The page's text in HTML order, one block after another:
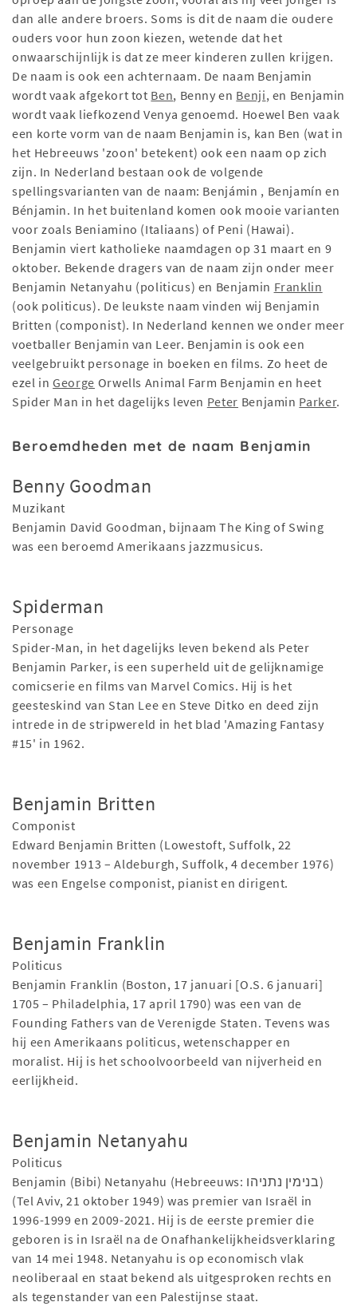
dan alle andere broers. Soms is dit de naam die oudere
ouders voor hun zoon kiezen, wetende dat het
onwaarschijnlijk is dat ze meer kinderen zullen krijgen.
De naam is ook een achternaam. De naam Benjamin
wordt vaak afgekort tot Ben, Benny en Benji, en Benjamin
wordt vaak liefkozend Venya genoemd. Hoewel Ben vaak
een korte vorm van de naam Benjamin is, kan Ben (wat in
het Hebreeuws 'zoon' betekent) ook een naam op zich
zijn. In Nederland bestaan ook de volgende
spellingsvarianten van de naam: Benjámin , Benjamín en
Bénjamin. In het buitenland komen ook mooie varianten
voor zoals Beniamino (Italiaans) of Peni (Hawai).
Benjamin viert katholieke naamdagen op 31 maart en 9
oktober. Bekende dragers van de naam zijn onder meer
Benjamin Netanyahu (politicus) en Benjamin Franklin
(ook politicus). De leukste naam vinden wij Benjamin
Britten (componist). In Nederland kennen we onder meer
voetballer Benjamin van Leer. Benjamin is ook een
veelgebruikt personage in boeken en films. Zo heet de
ezel inGeorge Orwells Animal Farm Benjamin en heet
Spider Man in het dagelijks leven Peter Benjamin Parker.
Beroemdheden met de naam Benjamin
Benny Goodman
Muzikant
Benjamin David Goodman, bijnaam The King of Swing
was een beroemd Amerikaans jazzmusicus.
Spiderman
Personage
Spider-Man, in het dagelijks leven bekend als Peter
Benjamin Parker, is een superheld uit de gelijknamige
comicserie en films van Marvel Comics. Hij is het
geesteskind van Stan Lee en Steve Ditko en deed zijn
intrede in de stripwereld in het blad 'Amazing Fantasy
#15' in 1962.
Benjamin Britten
Componist
Edward Benjamin Britten (Lowestoft, Suffolk, 22
november 1913 – Aldeburgh, Suffolk, 4 december 1976)
was een Engelse componist, pianist en dirigent.
Benjamin Franklin
Politicus
Benjamin Franklin (Boston, 17 januari [O.S. 6 januari]
1705 – Philadelphia, 17 april 1790) was een van de
Founding Fathers van de Verenigde Staten. Tevens was
hij een Amerikaans politicus, wetenschapper en
moralist. Hij is het schoolvoorbeeld van nijverheid en
eerlijkheid.
Benjamin Netanyahu
Politicus
Benjamin (Bibi) Netanyahu (Hebreeuws: בנימין נתניהו)
(Tel Aviv, 21 oktober 1949) was premier van Israël in
1996-1999 en 2009-2021. Hij is de eerste premier die
geboren is in Israël na de Onafhankelijkheidsverklaring
van 14 mei 1948. Netanyahu is op economisch vlak
neoliberaal en staat bekend als uitgesproken rechts en
als tegenstander van een Palestijnse staat.